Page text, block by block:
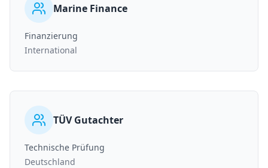
Marine Finance
Finanzierung
International
TÜV Gutachter
Technische Prüfung
Deutschland